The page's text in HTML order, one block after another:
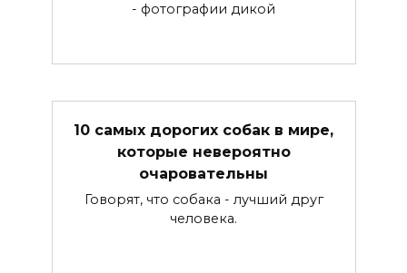
- фотографии дикой
10 самых дорогих собак в мире,
которые невероятно
очаровательны
Говорят, что собака - лучший друг
человека.